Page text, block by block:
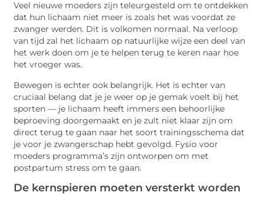
Veel nieuwe moeders zijn teleurgesteld om te ontdekken
dat hun lichaam niet meer is zoals het was voordat ze
zwanger werden. Dit is volkomen normaal. Na verloop
van tijd zal het lichaam op natuurlijke wijze een deel van
het werk doen om je te helpen terug te keren naar hoe
het vroeger was.
Bewegen is echter ook belangrijk. Het is echter van
cruciaal belang dat je je weer op je gemak voelt bij het
sporten — je lichaam heeft immers een behoorlijke
beproeving doorgemaakt en je zult niet klaar zijn om
direct terug te gaan naar het soort trainingsschema dat
je voor je zwangerschap hebt gevolgd. Fysio voor
moeders programma’s zijn ontworpen om met
postpartum stress om te gaan.
De kernspieren moeten versterkt worden